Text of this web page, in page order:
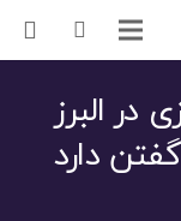
در البرز
دارد